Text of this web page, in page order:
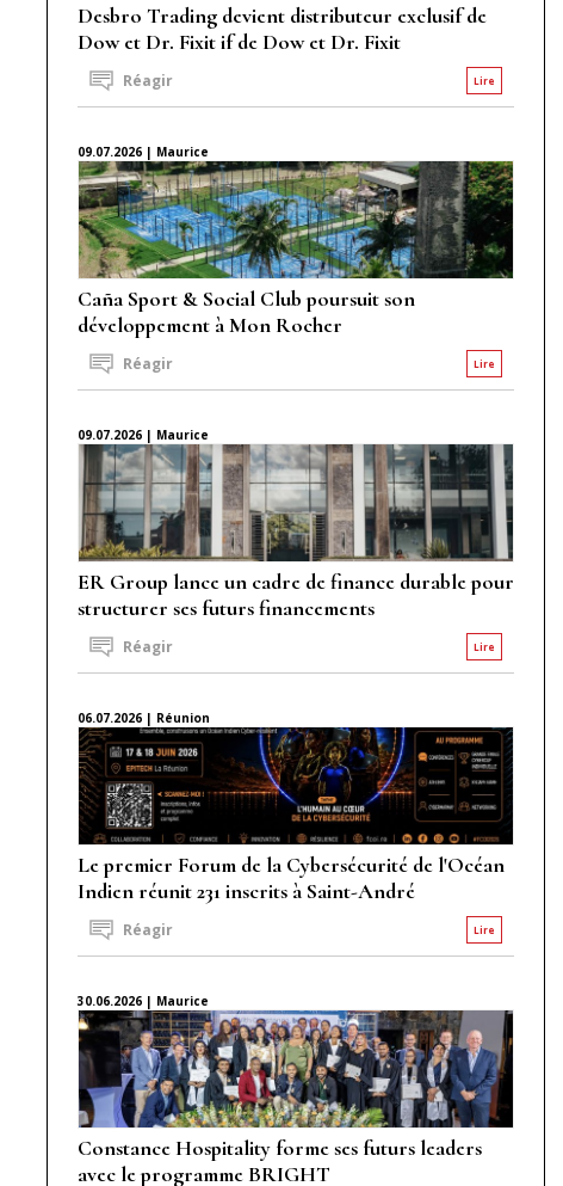
Desbro Trading devient distributeur exclusif de
Dow et Dr. Fixit if de Dow et Dr. Fixit
Lire
Réagir
09.07.2026 | Maurice
Caña Sport & Social Club poursuit son
développement à Mon Rocher
Lire
Réagir
09.07.2026 | Maurice
ER Group lance un cadre de finance durable pour
structurer ses futurs financements
Lire
Réagir
06.07.2026 | Réunion
Le premier Forum de la Cybersécurité de l'Océan
Indien réunit 231 inscrits à Saint-André
Lire
Réagir
30.06.2026 | Maurice
Constance Hospitality forme ses futurs leaders
avec le programme BRIGHT